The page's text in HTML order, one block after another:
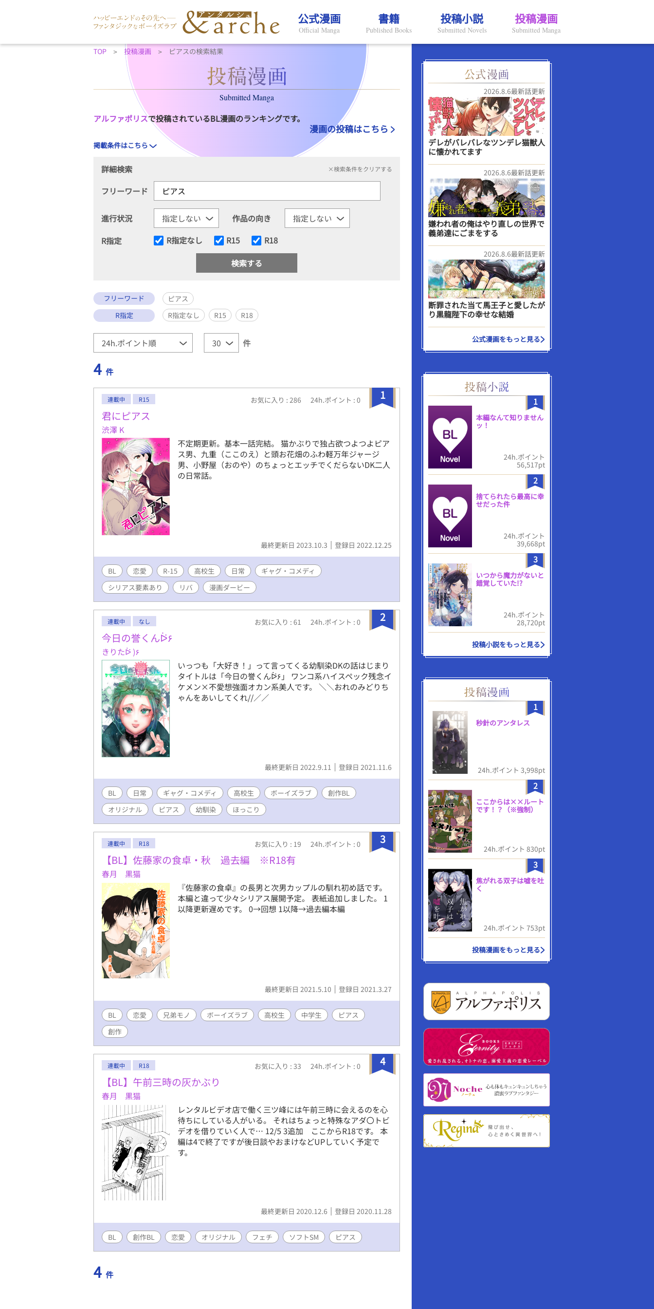
公式漫画
Official Manga
書籍
Published Books
投稿小説
Submitted Novels
投稿漫画
Submitted Manga
TOP 投稿漫画 ピアスの検索結果
Submitted Manga
アルファポリスで投稿されているBL漫画のランキングです。
漫画の投稿はこちら
掲載条件はこちら
詳細検索 ×検索条件をクリアする
フリーワード
進行状況
作品の向き
R指定
R指定なし R15 R18
フリーワード
ピアス
R指定
R指定なし R15 R18
件
4 件
1
連載中 R15 お気に入り : 286 24h.ポイント : 0
君にピアス
渋澤 K
不定期更新。基本一話完結。 猫かぶりで独占欲つよつよピア
ス男、九重（ここのえ）と頭お花畑のふわ軽万年ジャージ
男、小野屋（おのや）のちょっとエッチでくだらないDK二人
の日常話。
最終更新日 2023.10.3 登録日 2022.12.25
BL 恋愛 R-15 高校生 日常
ギャグ・コメディ
シリアス要素あり
リバ 漫画ダービー
2
連載中 なし お気に入り : 61 24h.ポイント : 0
今日の誉くんᐖ۶
きりたᐖ )۶
いっつも「大好き！」って言ってくる幼馴染DKの話はじまり
タイトルは「今日の誉くんᐖ۶」 ワンコ系ハイスペック残念イ
ケメン×不愛想強面オカン系美人です。 ＼＼おれのみどりち
ゃんをあいしてくれ//／／
最終更新日 2022.9.11 登録日 2021.11.6
BL 日常 ギャグ・コメディ 高校生 ボーイズラブ
創作BL
オリジナル
ピアス 幼馴染 ほっこり
3
連載中 R18 お気に入り : 19 24h.ポイント : 0
【BL】佐藤家の食卓・秋 過去編 ※R18有
春月 黒猫
『佐藤家の食卓』の長男と次男カップルの馴れ初め話です。
本編と違って少々シリアス展開予定。 表紙追加しました。 1
以降更新遅めです。 0→回想 1以降→過去編本編
最終更新日 2021.5.10 登録日 2021.3.27
BL 恋愛 兄弟モノ ボーイズラブ 高校生 中学生
ピアス
創作
4
連載中 R18 お気に入り : 33 24h.ポイント : 0
【BL】午前三時の灰かぶり
春月 黒猫
レンタルビデオ店で働く三ツ峰には午前三時に会えるのを心
待ちにしている人がいる。 それはちょっと特殊なアダ〇トビ
デオを借りていく人で… 12/5 3追加 ここからR18です。 本
編は4で終了ですが後日談やおまけなどUPしていく予定で
す。
最終更新日 2020.12.6 登録日 2020.11.28
BL 創作BL 恋愛 オリジナル フェチ ソフトSM ピアス
4 件
2026.8.6最新話更新
デレがバレバレなツンデレ猫獣人
に懐かれてます
2026.8.6最新話更新
嫌われ者の俺はやり直しの世界で
義弟達にごまをする
2026.8.6最新話更新
断罪された当て馬王子と愛したが
り黒龍陛下の幸せな結婚
公式漫画をもっと見る
1
本編なんて知りません
ッ！
24h.ポイント
56,517pt
2
捨てられたら最高に幸
せだった件
24h.ポイント
39,668pt
3
いつから魔力がないと
錯覚していた!?
24h.ポイント
28,720pt
投稿小説をもっと見る
1
秒針のアンタレス
24h.ポイント 3,998pt
2
ここからは××ルート
です！？（※強制）
24h.ポイント 830pt
3
焦がれる双子は嘘を吐
く
24h.ポイント 753pt
投稿漫画をもっと見る